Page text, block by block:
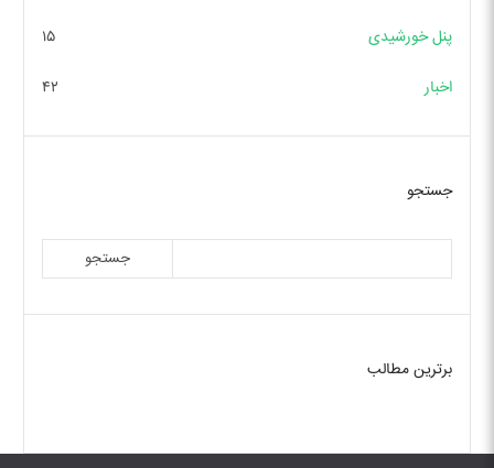
پنل خورشیدی ۱۵
اخبار ۴۲
جستجو
جستجو
برترین مطالب